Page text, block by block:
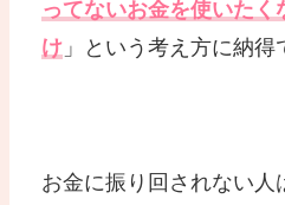
ってないお金を使いた
け 」という考え方に納得
お金に振り回されない人